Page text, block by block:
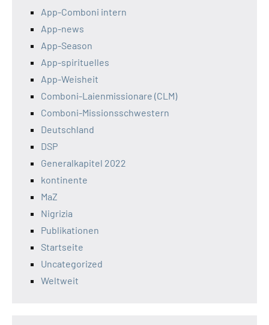
App-Comboni intern
App-news
App-Season
App-spirituelles
App-Weisheit
Comboni-Laienmissionare (CLM)
Comboni-Missionsschwestern
Deutschland
DSP
Generalkapitel 2022
kontinente
MaZ
Nigrizia
Publikationen
Startseite
Uncategorized
Weltweit